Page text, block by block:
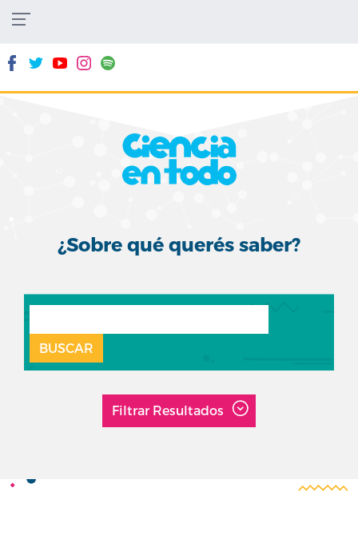
¿Sobre qué querés saber?
BUSCAR
Filtrar Resultados